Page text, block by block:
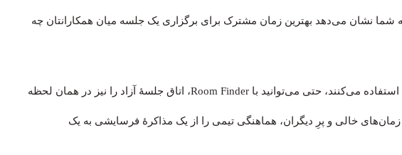
به شما نشان می‌دهد بهترین زمان مشترک برای برگزاری یک جلسه میان همکارانتان چه
در سازمان‌هایی که از Microsoft Exchange استفاده می‌کنند، حتی می‌توانید با Room Finder، اتاق جلسهٔ آزاد را نیز در همان لحظه
خالی و پرِ دیگران، هماهنگی تیمی را از یک مذاکرهٔ فرسایشی به یک